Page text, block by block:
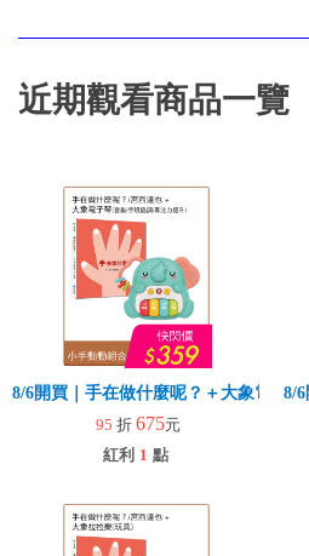
近期觀看商品一覽
8/6開買｜手在做什麼呢？＋大象電子琴
95 折 675元
紅利 1 點
8/